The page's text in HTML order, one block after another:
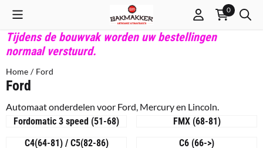
Cookievoorkeuren zijn beschikbaar. Kies instellingen of sta alle
0
Tijdens de bouwvak worden uw bestellingen
normaal verstuurd.
Home / Ford
Ford
Automaat onderdelen voor Ford, Mercury en Lincoln.
Fordomatic 3 speed (51-68)
FMX (68-81)
C4(64-81) / C5(82-86)
C6 (66->)